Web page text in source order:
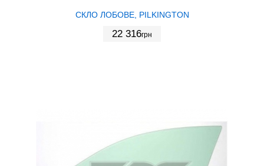
СКЛО ЛОБОВЕ, PILKINGTON
22 316грн